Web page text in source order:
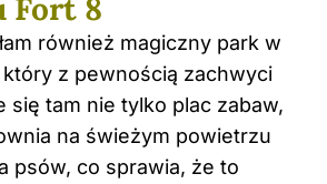
Fort 8
również magiczny park w
który z pewnością zachwyci
się tam nie tylko plac zabaw,
na świeżym powietrzu
psów, co sprawia, że to